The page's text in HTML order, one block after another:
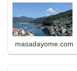
masadayome.com